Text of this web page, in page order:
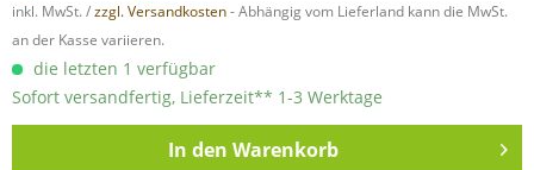
inkl. MwSt. /zzgl. Versandkosten- Abhängig vom Lieferland kann die MwSt.
an der Kasse variieren.
die letzten 1 verfügbar
Sofort versandfertig, Lieferzeit** 1-3 Werktage
In den Warenkorb